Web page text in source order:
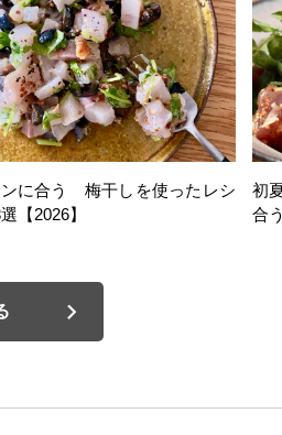
ンに合う 梅干しを使ったレシ
【2026】
初
合